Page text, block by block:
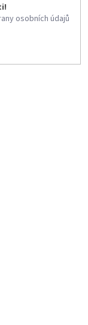
osobních údajů